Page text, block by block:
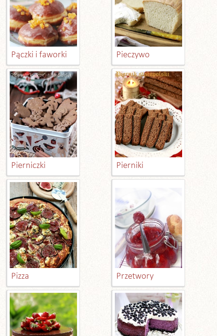
Pączki i faworki Pieczywo
Pierniczki Pierniki
Pizza Przetwory